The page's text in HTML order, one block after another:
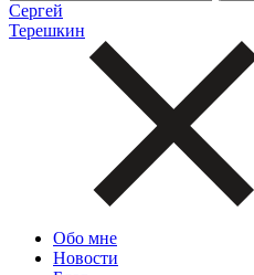
Сергей
Терешкин
Обо мне
Новости